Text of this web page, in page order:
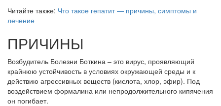
Читайте также: Что такое гепатит — причины, симптомы и
лечение
ПРИЧИНЫ
Возбудитель Болезни Боткина – это вирус, проявляющий
крайнюю устойчивость в условиях окружающей среды и к
действию агрессивных веществ (кислота, хлор, эфир). Под
воздействием формалина или непродолжительного кипячения
он погибает.